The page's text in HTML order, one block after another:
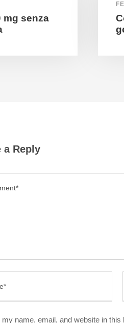
mg senza
a Reply
my name, email, and website in